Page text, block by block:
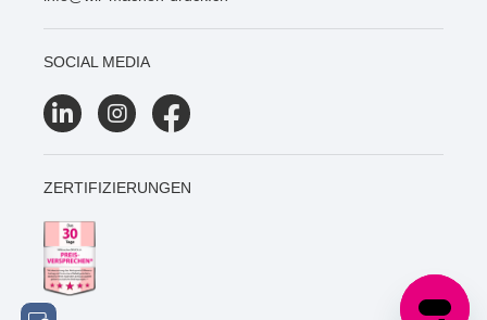
SOCIAL MEDIA
ZERTIFIZIERUNGEN